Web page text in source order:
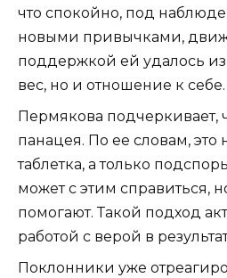
что спокойно, под
новыми привычками,
поддержкой ей удалось
вес, но и отношение к себе.
Пермякова подчеркивает,
панацея. По ее словам, это
таблетка, а только
может с этим справиться,
помогают. Такой подход
работой с верой в
Поклонники уже